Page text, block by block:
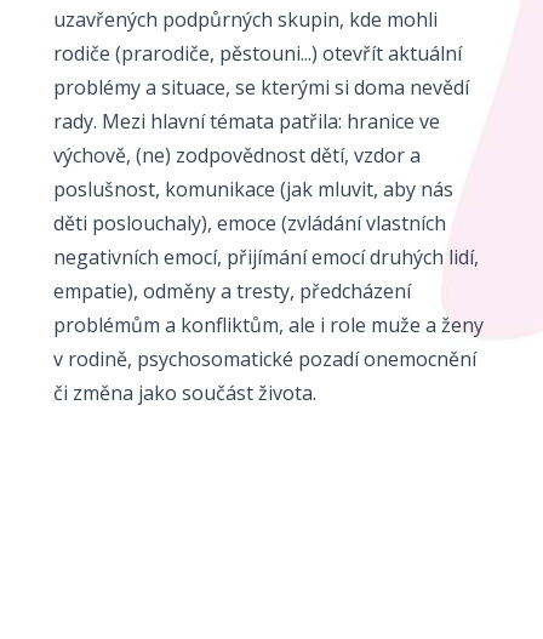
uzavřených podpůrných skupin, kde mohli
rodiče (prarodiče, pěstouni...) otevřít aktuální
problémy a situace, se kterými si doma nevědí
rady. Mezi hlavní témata patřila: hranice ve
výchově, (ne) zodpovědnost dětí, vzdor a
poslušnost, komunikace (jak mluvit, aby nás
děti poslouchaly), emoce (zvládání vlastních
negativních emocí, přijímání emocí druhých lidí,
empatie), odměny a tresty, předcházení
problémům a konfliktům, ale i role muže a ženy
v rodině, psychosomatické pozadí onemocnění
či změna jako součást života.